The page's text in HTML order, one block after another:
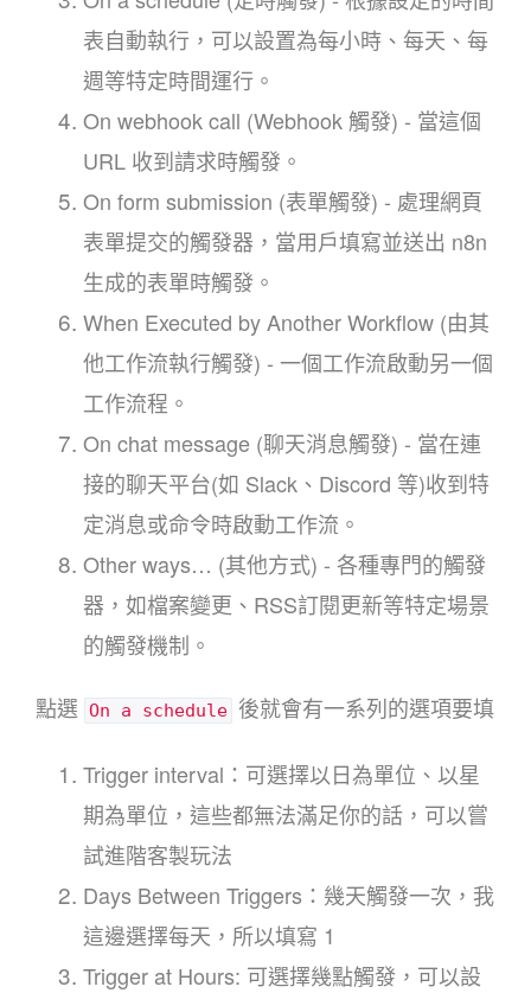
表自動執行，可以設置為每小時、每天、每
週等特定時間運行。
On webhook call (Webhook 觸發) - 當這個
URL 收到請求時觸發。
On form submission (表單觸發) - 處理網頁
表單提交的觸發器，當用戶填寫並送出 n8n
生成的表單時觸發。
When Executed by Another Workflow (由其
他工作流執行觸發) - 一個工作流啟動另一個
工作流程。
On chat message (聊天消息觸發) - 當在連
接的聊天平台(如 Slack、Discord 等)收到特
定消息或命令時啟動工作流。
Other ways… (其他方式) - 各種專門的觸發
器，如檔案變更、RSS訂閱更新等特定場景
的觸發機制。
點選 On a schedule 後就會有一系列的選項要填
Trigger interval：可選擇以日為單位、以星
期為單位，這些都無法滿足你的話，可以嘗
試進階客製玩法
Days Between Triggers：幾天觸發一次，我
這邊選擇每天，所以填寫 1
Trigger at Hours: 可選擇幾點觸發，可以設